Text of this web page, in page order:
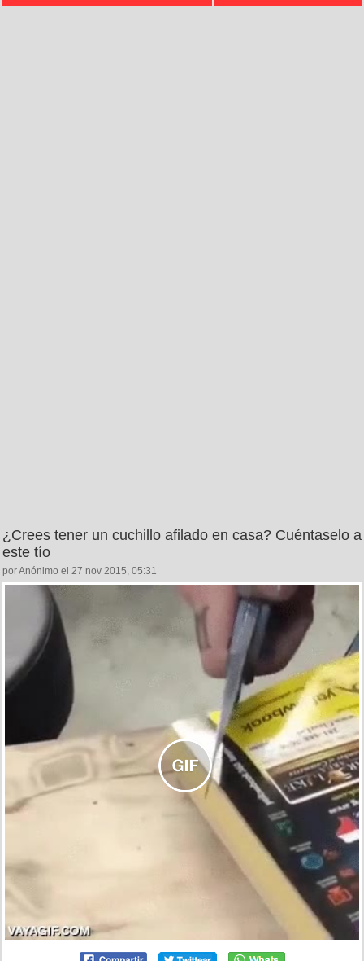
¿Crees tener un cuchillo afilado en casa? Cuéntaselo a
este tío
por Anónimo el 27 nov 2015, 05:31